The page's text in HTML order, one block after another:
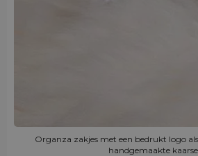
Organza zakjes met een bedrukt logo
handgemaakte